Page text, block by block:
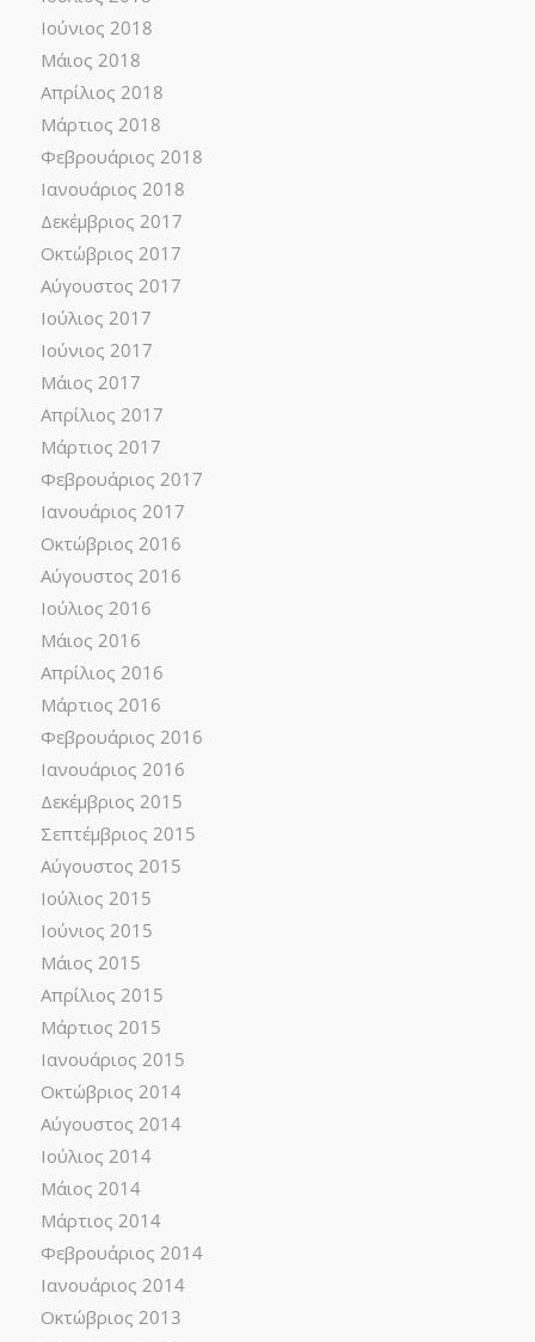
Ιούνιος 2018
Μάιος 2018
Απρίλιος 2018
Μάρτιος 2018
Φεβρουάριος 2018
Ιανουάριος 2018
Δεκέμβριος 2017
Οκτώβριος 2017
Αύγουστος 2017
Ιούλιος 2017
Ιούνιος 2017
Μάιος 2017
Απρίλιος 2017
Μάρτιος 2017
Φεβρουάριος 2017
Ιανουάριος 2017
Οκτώβριος 2016
Αύγουστος 2016
Ιούλιος 2016
Μάιος 2016
Απρίλιος 2016
Μάρτιος 2016
Φεβρουάριος 2016
Ιανουάριος 2016
Δεκέμβριος 2015
Σεπτέμβριος 2015
Αύγουστος 2015
Ιούλιος 2015
Ιούνιος 2015
Μάιος 2015
Απρίλιος 2015
Μάρτιος 2015
Ιανουάριος 2015
Οκτώβριος 2014
Αύγουστος 2014
Ιούλιος 2014
Μάιος 2014
Μάρτιος 2014
Φεβρουάριος 2014
Ιανουάριος 2014
Οκτώβριος 2013